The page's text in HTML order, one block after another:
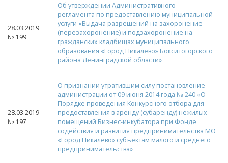
28.03.2019
№ 199
Об утверждении Административного
регламента по предоставлению муниципальной
услуги «Выдача разрешений на захоронение
(перезахоронение) и подзахоронение на
гражданских кладбищах муниципального
образования «Город Пикалево» Бокситогорского
района Ленинградской области»
28.03.2019
№ 197
О признании утратившим силу постановление
администрации от 09 июня 2014 года № 240 «О
Порядке проведения Конкурсного отбора для
предоставления в аренду (субаренду) нежилых
помещений Бизнес-инкубатора при Фонде
содействия и развития предпринимательства МО
«Город Пикалево» субъектам малого и среднего
предпринимательства»